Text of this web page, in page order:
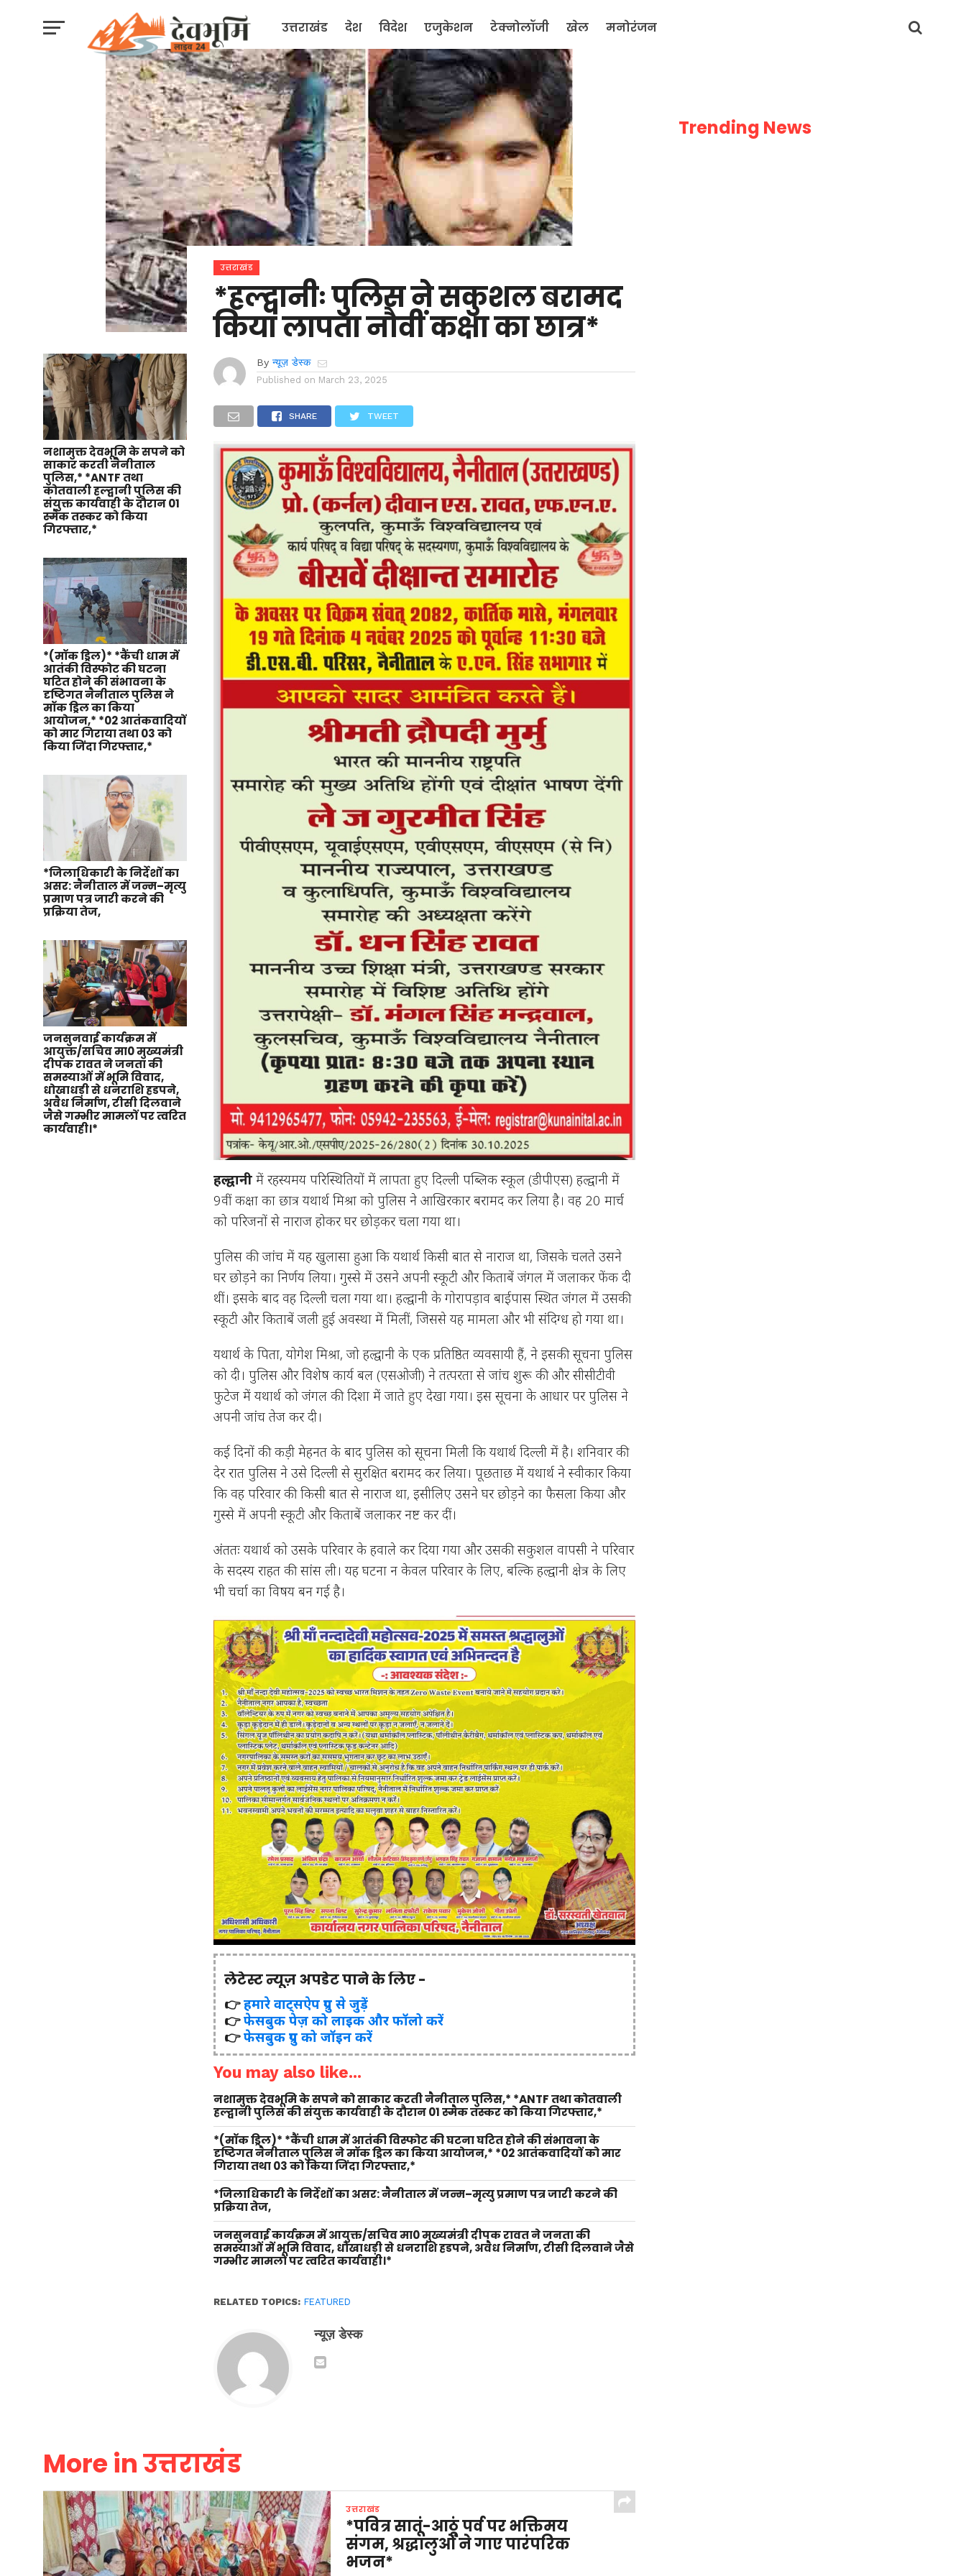
उत्तराखंड देश विदेश एजुकेशन टेक्नोलॉजी खेल मनोरंजन
नशामुक्त देवभूमि के सपने को
साकार करती नैनीताल
पुलिस,* *ANTF तथा
कोतवाली हल्द्वानी पुलिस की
संयुक्त कार्यवाही के दौरान 01
स्मैक तस्कर को किया
गिरफ्तार,*
*(मॉक ड्रिल)* *कैंची धाम में
आतंकी विस्फोट की घटना
घटित होने की संभावना के
दृष्टिगत नैनीताल पुलिस ने
मॉक ड्रिल का किया
आयोजन,* *02 आतंकवादियों
को मार गिराया तथा 03 को
किया जिंदा गिरफ्तार,*
*जिलाधिकारी के निर्देशों का
असर: नैनीताल में जन्म–मृत्यु
प्रमाण पत्र जारी करने की
प्रक्रिया तेज,
जनसुनवाई कार्यक्रम में
आयुक्त/सचिव मा0 मुख्यमंत्री
दीपक रावत ने जनता की
समस्याओं में भूमि विवाद,
धोखाधड़ी से धनराशि हडपने,
अवैध निर्माण, टीसी दिलवाने
जैसे गम्भीर मामलों पर त्वरित
कार्यवाही।*
उत्तराखंड
*हल्द्वानीः पुलिस ने सकुशल बरामद
किया लापता नौवीं कक्षा का छात्र*
By न्यूज़ डेस्क
Published on March 23, 2025
SHARE TWEET
हल्द्वानी में रहस्यमय प‌रिस्थितियों में लापता हुए दिल्ली पब्लिक स्कूल (डीपीएस) हल्द्वानी में
9वीं कक्षा का छात्र यथार्थ मिश्रा को पुलिस ने आखिरकार बरामद कर लिया है। वह 20 मार्च
को परिजनों से नाराज होकर घर छोड़कर चला गया था।
पुलिस की जांच में यह खुलासा हुआ कि यथार्थ किसी बात से नाराज था, जिसके चलते उसने
घर छोड़ने का निर्णय लिया। गुस्से में उसने अपनी स्कूटी और किताबें जंगल में जलाकर फेंक दी
थीं। इसके बाद वह दिल्ली चला गया था। हल्द्वानी के गोरापड़ाव बाईपास स्थित जंगल में उसकी
स्कूटी और किताबें जली हुई अवस्था में मिलीं, जिससे यह मामला और भी संदिग्ध हो गया था।
यथार्थ के पिता, योगेश मिश्रा, जो हल्द्वानी के एक प्रतिष्ठित व्यवसायी हैं, ने इसकी सूचना पुलिस
को दी। पुलिस और विशेष कार्य बल (एसओजी) ने तत्परता से जांच शुरू की और सीसीटीवी
फुटेज में यथार्थ को जंगल की दिशा में जाते हुए देखा गया। इस सूचना के आधार पर पुलिस ने
अपनी जांच तेज कर दी।
कई दिनों की कड़ी मेहनत के बाद पुलिस को सूचना मिली कि यथार्थ दिल्ली में है। शनिवार की
देर रात पुलिस ने उसे दिल्ली से सुरक्षित बरामद कर लिया। पूछताछ में यथार्थ ने स्वीकार किया
कि वह परिवार की किसी बात से नाराज था, इसीलिए उसने घर छोड़ने का फैसला किया और
गुस्से में अपनी स्कूटी और किताबें जलाकर नष्ट कर दीं।
अंततः यथार्थ को उसके परिवार के हवाले कर दिया गया और उसकी सकुशल वापसी ने परिवार
के सदस्य राहत की सांस ली। यह घटना न केवल परिवार के लिए, बल्कि हल्द्वानी क्षेत्र के लिए
भी चर्चा का विषय बन गई है।
लेटेस्ट न्यूज़ अपडेट पाने के लिए -
👉हमारे वाट्सऐप ग्रुप से जुड़ें
👉फेसबुक पेज़ को लाइक और फॉलो करें
👉फेसबुक ग्रुप को जॉइन करें
You may also like...
नशामुक्त देवभूमि के सपने को साकार करती नैनीताल पुलिस,* *ANTF तथा कोतवाली
हल्द्वानी पुलिस की संयुक्त कार्यवाही के दौरान 01 स्मैक तस्कर को किया गिरफ्तार,*
*(मॉक ड्रिल)* *कैंची धाम में आतंकी विस्फोट की घटना घटित होने की संभावना के
दृष्टिगत नैनीताल पुलिस ने मॉक ड्रिल का किया आयोजन,* *02 आतंकवादियों को मार
गिराया तथा 03 को किया जिंदा गिरफ्तार,*
*जिलाधिकारी के निर्देशों का असर: नैनीताल में जन्म–मृत्यु प्रमाण पत्र जारी करने की
प्रक्रिया तेज,
जनसुनवाई कार्यक्रम में आयुक्त/सचिव मा0 मुख्यमंत्री दीपक रावत ने जनता की
समस्याओं में भूमि विवाद, धोखाधड़ी से धनराशि हडपने, अवैध निर्माण, टीसी दिलवाने जैसे
गम्भीर मामलों पर त्वरित कार्यवाही।*
RELATED TOPICS: FEATURED
न्यूज़ डेस्क
More in उत्तराखंड
उत्तराखंड
*पवित्र सातूं-आठूं पर्व पर भक्तिमय
संगम, श्रद्धालुओं ने गाए पारंपरिक
भजन*
Trending News